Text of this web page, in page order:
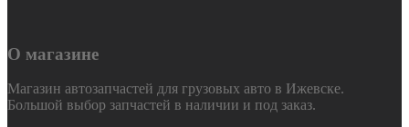
О магазине
Магазин автозапчастей для грузовых авто в Ижевске.
Большой выбор запчастей в наличии и под заказ.